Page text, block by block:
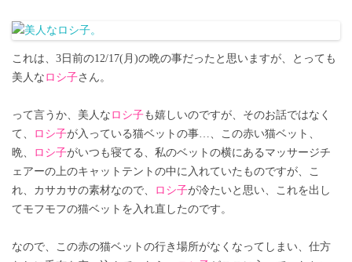
これは、3日前の12/17(月)の晩の事だったと思いますが、とっても
美人な ロシ子さん。
って言うか、美人な ロシ子も嬉しいのですが、そのお話ではなく
て、
ロシ子が入っている猫ベットの事…、この赤い猫ベット、
晩、
ロシ子がいつも寝てる、私のベットの横にあるマッサージチ
ェアーの上のキャットテントの中に入れていたものですが、こ
れ、カサカサの素材なので、
ロシ子が冷たいと思い、これを出し
てモフモフの猫ベットを入れ直したのです。
なので、この赤の猫ベットの行き場所がなくなってしまい、仕方